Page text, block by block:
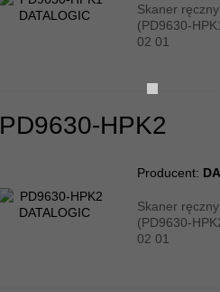
Skaner
(PD9630-
02 01
PD9630-HPK2
Producent:
Skaner
(PD9630-
02 01